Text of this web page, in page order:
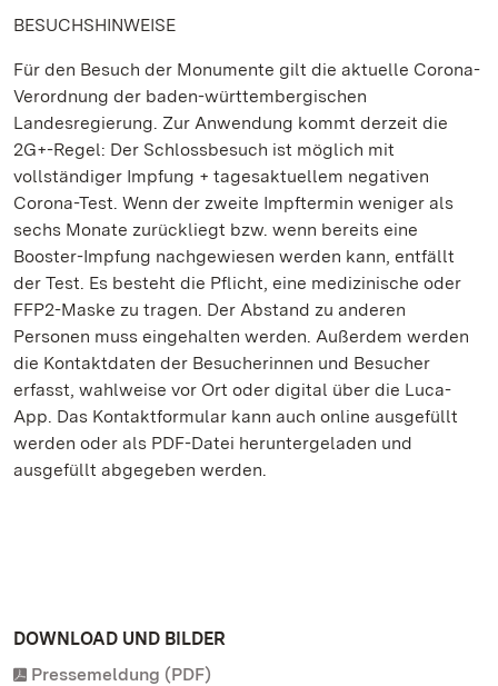
BESUCHSHINWEISE
Für den Besuch der Monumente gilt die aktuelle Corona-
Verordnung der baden-württembergischen
Landesregierung. Zur Anwendung kommt derzeit die
2G+-Regel: Der Schlossbesuch ist möglich mit
vollständiger Impfung + tagesaktuellem negativen
Corona-Test. Wenn der zweite Impftermin weniger als
sechs Monate zurückliegt bzw. wenn bereits eine
Booster-Impfung nachgewiesen werden kann, entfällt
der Test. Es besteht die Pflicht, eine medizinische oder
FFP2-Maske zu tragen. Der Abstand zu anderen
Personen muss eingehalten werden. Außerdem werden
die Kontaktdaten der Besucherinnen und Besucher
erfasst, wahlweise vor Ort oder digital über die Luca-
App. Das Kontaktformular kann auch online ausgefüllt
werden oder als PDF-Datei heruntergeladen und
ausgefüllt abgegeben werden.
DOWNLOAD UND BILDER
Pressemeldung (PDF)